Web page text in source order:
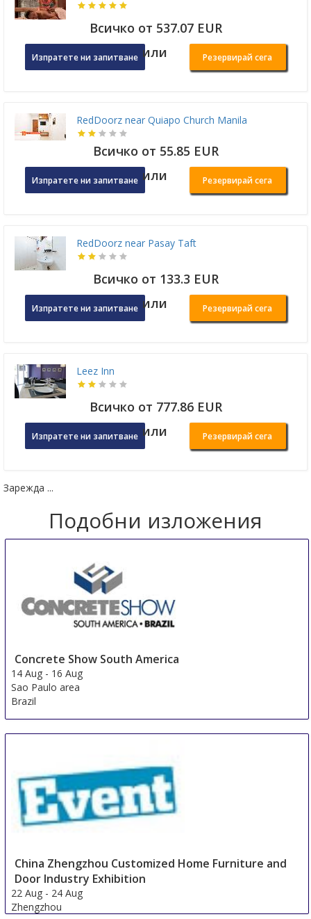
Всичко от 537.07 EUR
Изпратете ни запитване или Резервирай сега
RedDoorz near Quiapo Church Manila
Всичко от 55.85 EUR
Изпратете ни запитване или Резервирай сега
RedDoorz near Pasay Taft
Всичко от 133.3 EUR
Изпратете ни запитване или Резервирай сега
Leez Inn
Всичко от 777.86 EUR
Изпратете ни запитване или Резервирай сега
Зарежда ...
Подобни изложения
Concrete Show South America
14 Aug - 16 Aug
Sao Paulo area
Brazil
China Zhengzhou Customized Home Furniture and
Door Industry Exhibition
22 Aug - 24 Aug
Zhengzhou